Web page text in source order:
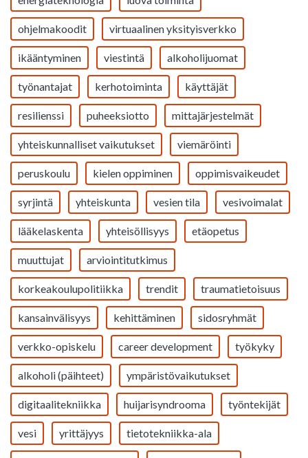
ohjelmakoodit virtuaalinen yksityisverkko
ikääntyminen viestintä alkoholijuomat
työnantajat kerhotoiminta käyttäjät
resilienssi puheeksiotto mittajärjestelmät
yhteiskunnalliset vaikutukset viemäröinti
peruskoulu kielen oppiminen oppimisvaikeudet
syrjintä yhteiskunta vesien tila vesivoimalat
lääkelaskenta yhteisöllisyys etäopetus
muuttujat arviointitutkimus
korkeakoulupolitiikka trendit traumatietoisuus
kansainvälisyys kehittäminen sidosryhmät
verkko-opiskelu career development työkyky
alkoholi (päihteet) ympäristövaikutukset
digitaalitekniikka huijarisyndrooma työntekijät
vesi yrittäjyys tietotekniikka-ala